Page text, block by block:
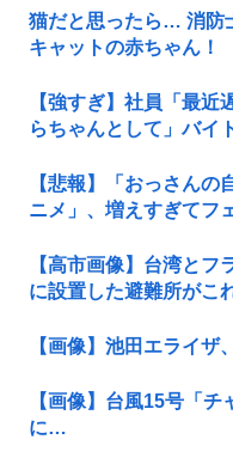
猫だと思ったら… 消防
キャットの赤ちゃん！
【強すぎ】社員「最
らちゃんとして」バイ
【悲報】「おっさん
ニメ」、増えすぎてフ
【高市画像】台湾とフ
に設置した避難所がこ
【画像】池田エライザ
【画像】台風15号「
に…